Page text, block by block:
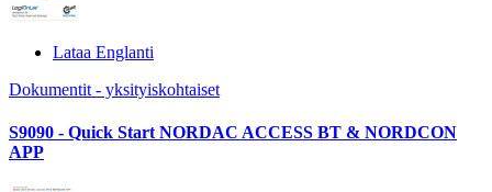
Lataa Englanti
Dokumentit - yksityiskohtaiset
S9090 - Quick Start NORDAC ACCESS BT & NORDCON
APP